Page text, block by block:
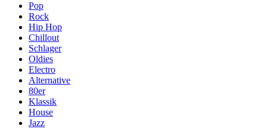
Pop
Rock
Hip Hop
Chillout
Schlager
Oldies
Electro
Alternative
80er
Klassik
House
Jazz